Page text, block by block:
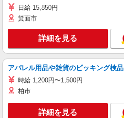
日給 15,850円
箕面市
詳細を見る
アパレル用品や雑貨のピッキング検品
時給 1,200円〜1,500円
柏市
詳細を見る